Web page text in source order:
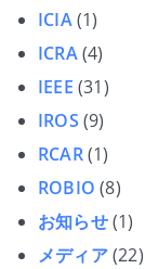
ICIA(1)
ICRA(4)
IEEE (31)
IROS (9)
RCAR(1)
ROBIO (8)
お知らせ(1)
メディア(22)